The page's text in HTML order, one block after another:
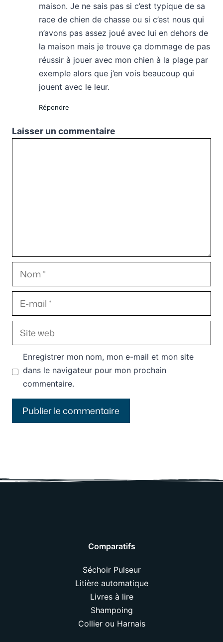
maison. Je ne sais pas si c’est typique de sa
race de chien de chasse ou si c’est nous qui
n’avons pas assez joué avec lui en dehors de
la maison mais je trouve ça dommage de pas
réussir à jouer avec mon chien à la plage par
exemple alors que j’en vois beaucoup qui
jouent avec le leur.
Répondre
Laisser un commentaire
Nom
E-
mail
Site
web
Enregistrer mon nom, mon e-mail et mon site
dans le navigateur pour mon prochain
commentaire.
Comparatifs
Séchoir Pulseur
Litière automatique
Livres à lire
Shampoing
Collier ou Harnais